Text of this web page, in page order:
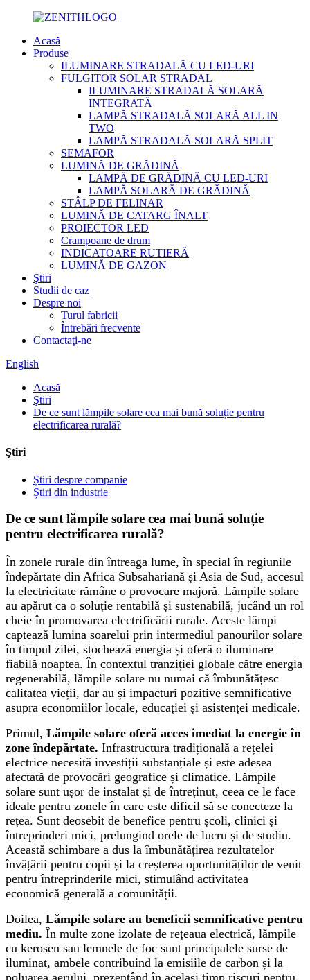
Acasă
Produse
ILUMINARE STRADALĂ CU LED-URI
FULGITOR SOLAR STRADAL
ILUMINARE STRADALĂ SOLARĂ
INTEGRATĂ
LAMPĂ STRADALĂ SOLARĂ ALL IN
TWO
LAMPĂ STRADALĂ SOLARĂ SPLIT
SEMAFOR
LUMINĂ DE GRĂDINĂ
LAMPĂ DE GRĂDINĂ CU LED-URI
LAMPĂ SOLARĂ DE GRĂDINĂ
STÂLP DE FELINAR
LUMINĂ DE CATARG ÎNALT
PROIECTOR LED
Crampoane de drum
INDICATOARE RUTIERĂ
LUMINĂ DE GAZON
Ştiri
Studii de caz
Despre noi
Turul fabricii
Întrebări frecvente
Contactaţi-ne
English
Acasă
Ştiri
De ce sunt lămpile solare cea mai bună soluție pentru
electrificarea rurală?
Ştiri
Știri despre companie
Știri din industrie
De ce sunt lămpile solare cea mai bună soluție
pentru electrificarea rurală?
În zonele rurale din întreaga lume, în special în regiunile
îndepărtate din Africa Subsahariană și Asia de Sud, accesul
la electricitate rămâne o provocare majoră. Lămpile solare
au apărut ca o soluție rentabilă și sustenabilă, jucând un rol
cheie în promovarea electrificării rurale. Aceste lămpi
captează lumina soarelui prin intermediul panourilor solare
în timpul zilei, stochează energia și oferă o iluminare
fiabilă noaptea. În contextul tranziției globale către energia
regenerabilă, lămpile solare nu numai că îmbunătățesc
calitatea vieții, dar au și impacturi pozitive semnificative
asupra economiilor locale, educației și asistenței medicale.
Primul, Lămpile solare oferă acces imediat la energie în
zone îndepărtate. Infrastructura tradițională a rețelei
electrice necesită investiții substanțiale și este adesea
afectată de provocări geografice și climatice. Lămpile
solare sunt ușor de instalat și de întreținut, ceea ce le face
ideale pentru zonele în care este dificil să se conecteze la
rețea. Sunt deosebit de benefice pentru școli, clinici și
întreprinderi mici, prelungind orele de lucru și de studiu.
Această schimbare a dus la îmbunătățirea rezultatelor
învățării pentru copii și la creșterea oportunităților de venit
pentru întreprinderile mici, stimulând activitatea
economică generală a comunității.
Doilea, Lămpile solare au beneficii semnificative pentru
mediu. În multe zone izolate de rețeaua electrică, lămpile
cu kerosen sau lemnele de foc sunt principalele surse de
iluminat, ambele contribuind la emisiile de carbon și la
poluarea aerului, prezentând în același timp riscuri pentru